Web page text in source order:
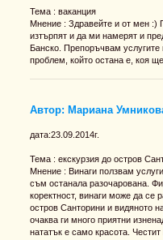
Тема : ваканция
Мнение : Здравейте и от мен :)
изтърпят и да ми намерят и
Банско. Препоръчвам
проблем, който остана е, коя
Автор: Мариана
дата:23.09.2014г.
Тема : екскурзия до остров
Мнение : Винаги ползвам
съм останала разочарована.
коректност, винаги може да се
остров Санторини и видяното
очаква ги много приятни
нататък е само красота.